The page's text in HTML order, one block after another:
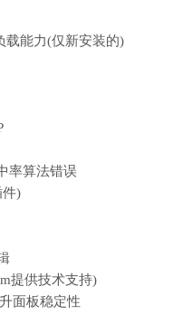
载能力(仅新安装的)
率算法错误
件)
提供技术支持)
面板稳定性